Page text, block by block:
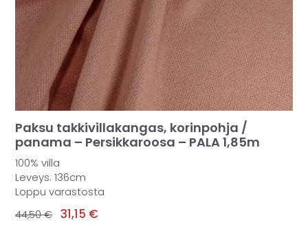
Paksu takkivillakangas, korinpohja /
panama – Persikkaroosa – PALA 1,85m
100% villa
Leveys: 136cm
Loppu varastosta
44,50€ 31,15 €